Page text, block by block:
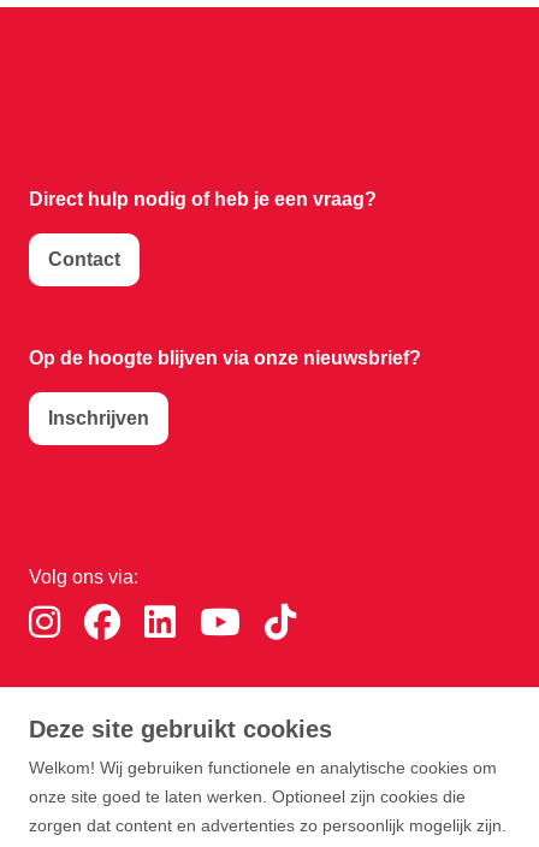
Deze site gebruikt cookies
Welkom! Wij gebruiken functionele en analytische cookies om
onze site goed te laten werken. Optioneel zijn cookies die
zorgen dat content en advertenties zo persoonlijk mogelijk zijn.
Direct hulp nodig ofheb je een vraag?
Contact
Op de hoogte blijven via onze nieuwsbrief?
Inschrijven
Volg ons via:
Download de RTHA app: